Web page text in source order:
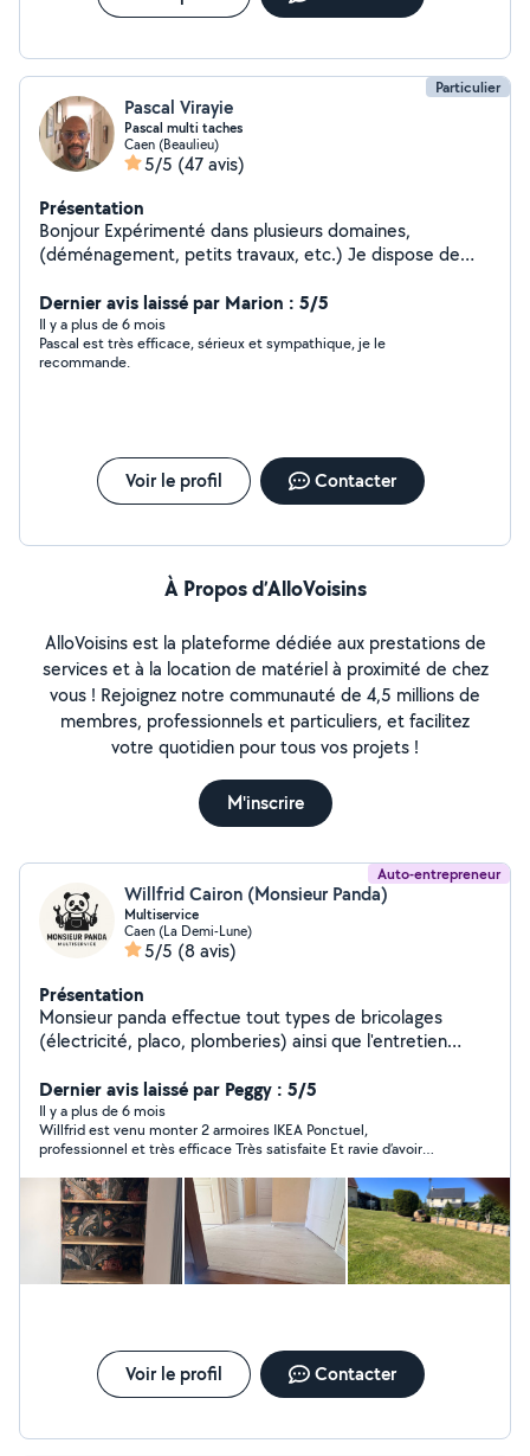
Particulier
Pascal Virayie
Pascal multi taches
Caen (Beaulieu)
5/5 (47 avis)
Présentation
Bonjour Expérimenté dans plusieurs domaines,
(déménagement, petits travaux, etc.) Je dispose de
électroportatifs, un diable et sangles dans le cadre de
déménagement), pour vous apporter mon aide et
compétence. Mes services: Déménager ou aménager,
Monter des meubles, Petits travaux éventuellement à
disposition
Dernier avis laissé par Marion : 5/5
Il y a plus de 6 mois
Pascal est très efficace, sérieux et sympathique, je le
recommande.
Voir le profil Contacter
À Propos d’AlloVoisins
AlloVoisins est la plateforme dédiée aux prestations de
services et à la location de matériel à proximité de chez
vous ! Rejoignez notre communauté de 4,5 millions de
membres, professionnels et particuliers, et facilitez
votre quotidien pour tous vos projets !
M'inscrire
Auto-entrepreneur
Willfrid Cairon (Monsieur Panda)
Multiservice
Caen (La Demi-Lune)
5/5 (8 avis)
Présentation
Monsieur panda effectue tout types de bricolages
(électricité, placo, plomberies) ainsi que l'entretien
Dernier avis laissé par Peggy : 5/5
Il y a plus de 6 mois
Willfrid est venu monter 2 armoires IKEA Ponctuel,
professionnel et très efficace Très satisfaite Et ravie d’avoir
Voir le profil Contacter